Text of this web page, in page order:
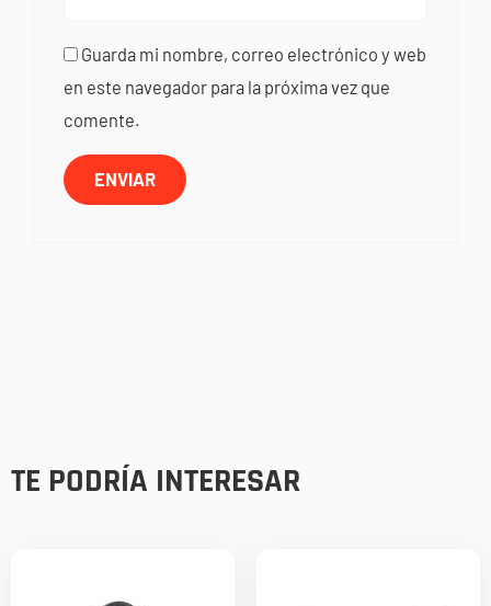
Guarda mi nombre, correo electrónico y web
en este navegador para la próxima vez que
comente.
TE PODRÍA INTERESAR